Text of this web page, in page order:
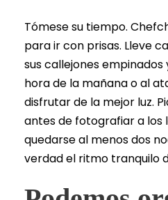
Tómese su tiempo.
para ir con prisas. Lleve
sus callejones
hora de la mañana o al
disfrutar de la mejor luz.
antes de fotografiar a los
quedarse al menos dos
verdad el ritmo tranquilo